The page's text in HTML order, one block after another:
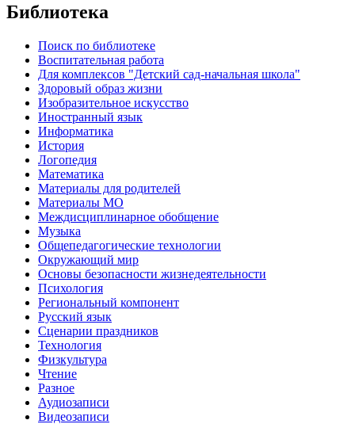
Библиотека
Поиск по библиотеке
Воспитательная работа
Для комплексов "Детский сад-начальная школа"
Здоровый образ жизни
Изобразительное искусство
Иностранный язык
Информатика
История
Логопедия
Математика
Материалы для родителей
Материалы МО
Междисциплинарное обобщение
Музыка
Общепедагогические технологии
Окружающий мир
Основы безопасности жизнедеятельности
Психология
Региональный компонент
Русский язык
Сценарии праздников
Технология
Физкультура
Чтение
Разное
Аудиозаписи
Видеозаписи